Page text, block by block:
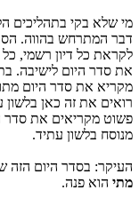
מי שלא בקי בתהליכים
דבר המתרחש בהווה.
לקראת כל דיון רשמי, כל
את סדר היום לישיבה.
מקריא את סדר היום
רואים את זה כאן
פשוט מקריאים את סדר
מנוסח בלשון עתיד.
העיקר: בסדר היום הזה
מתי הוא פנה.